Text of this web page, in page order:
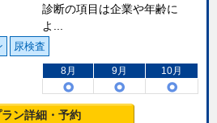
診断の項目は企業や年齢に
よ...
尿検査
8月 9月 10月
ラン詳細・予約